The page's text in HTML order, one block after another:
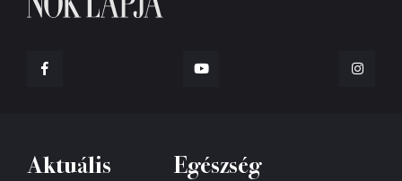
Aktuális Egészség